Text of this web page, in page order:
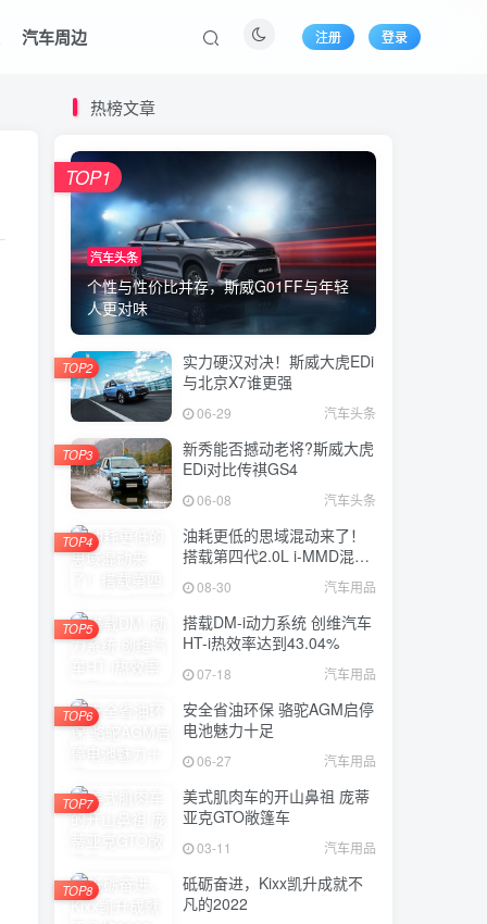
汽车周边 注册 登录
热榜文章
汽车头条
个性与性价比并存，斯威G01FF与年轻
人更对味
TOP1
实力硬汉对决！斯威大虎EDi
与北京X7谁更强
06-29 汽车头条
TOP2
新秀能否撼动老将?斯威大虎
EDi对比传祺GS4
06-08 汽车头条
TOP3
油耗更低的思域混动来了！
搭载第四代2.0L i-MMD混动
08-30 汽车用品
TOP4
搭载DM-i动力系统 创维汽车
HT-i热效率达到43.04%
07-18 汽车用品
TOP5
安全省油环保 骆驼AGM启停
电池魅力十足
06-27 汽车用品
TOP6
美式肌肉车的开山鼻祖 庞蒂
亚克GTO敞篷车
03-11 汽车用品
TOP7
砥砺奋进，Kixx凯升成就不
凡的2022
TOP8